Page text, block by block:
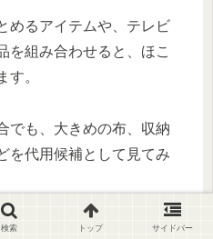
めるアイテムや、テレビ
を組み合わせると、ほこ
す。
でも、大きめの布、収納
を代用候補として見てみ
いなら、カバーよりも先
検索 トップ サイドバー